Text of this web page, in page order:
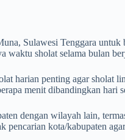
Sulawesi Tenggara
waktu sholat selama bulan
harian penting agar
menit dibandingkan hari
dengan wilayah lain,
kota/kabupaten